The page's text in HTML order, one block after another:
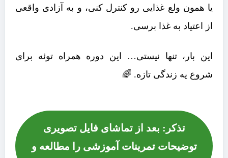
یا همون ولع غذایی رو کنترل کنی، و به آزادی واقعی
از اعتیاد به غذا برسی.
این بار، تنها نیستی… این دوره همراه توئه برای
شروع یه زندگی تازه. 🌈
تذکر: بعد از تماشای فایل تصویری
توضیحات تمرینات آموزشی را مطالعه و